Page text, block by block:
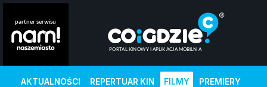
AKTUALNOŚCI REPERTUAR KIN FILMY PREMIERY